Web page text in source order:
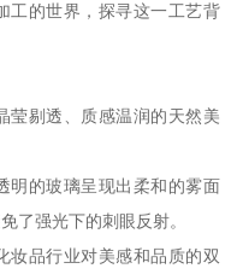
工的世界，探寻这一工艺背
莹剔透、质感温润的天然美
明的玻璃呈现出柔和的雾面
了强光下的刺眼反射。
妆品行业对美感和品质的双